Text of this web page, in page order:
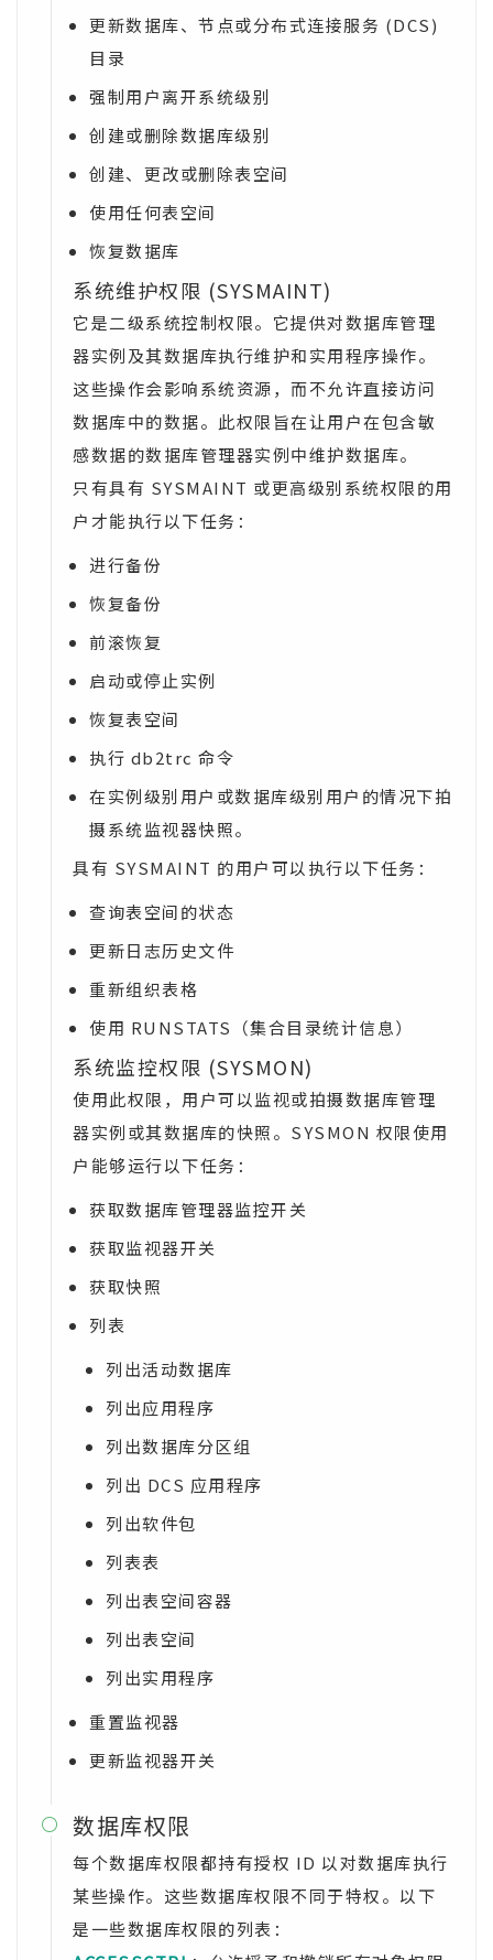
更新数据库、节点或分布式连接服务 (DCS)
目录
强制用户离开系统级别
创建或删除数据库级别
创建、更改或删除表空间
使用任何表空间
恢复数据库
系统维护权限 (SYSMAINT)
它是二级系统控制权限。它提供对数据库管理
器实例及其数据库执行维护和实用程序操作。
这些操作会影响系统资源，而不允许直接访问
数据库中的数据。此权限旨在让用户在包含敏
感数据的数据库管理器实例中维护数据库。
只有具有 SYSMAINT 或更高级别系统权限的用
户才能执行以下任务：
进行备份
恢复备份
前滚恢复
启动或停止实例
恢复表空间
执行 db2trc 命令
在实例级别用户或数据库级别用户的情况下拍
摄系统监视器快照。
具有 SYSMAINT 的用户可以执行以下任务：
查询表空间的状态
更新日志历史文件
重新组织表格
使用 RUNSTATS（集合目录统计信息）
系统监控权限 (SYSMON)
使用此权限，用户可以监视或拍摄数据库管理
器实例或其数据库的快照。SYSMON 权限使用
户能够运行以下任务：
获取数据库管理器监控开关
获取监视器开关
获取快照
列表
列出活动数据库
列出应用程序
列出数据库分区组
列出 DCS 应用程序
列出软件包
列表表
列出表空间容器
列出表空间
列出实用程序
重置监视器
更新监视器开关
 数据库权限
每个数据库权限都持有授权 ID 以对数据库执行
某些操作。这些数据库权限不同于特权。以下
是一些数据库权限的列表：